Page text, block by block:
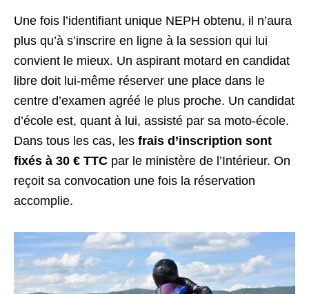
Une fois l’identifiant unique NEPH obtenu, il n’aura
plus qu’à s’inscrire en ligne à la session qui lui
convient le mieux. Un aspirant motard en candidat
libre doit lui-même réserver une place dans le
centre d’examen agréé le plus proche. Un candidat
d’école est, quant à lui, assisté par sa moto-école.
Dans tous les cas, les frais d’inscription sont
fixés à 30 € TTC par le ministère de l’Intérieur. On
reçoit sa convocation une fois la réservation
accomplie.